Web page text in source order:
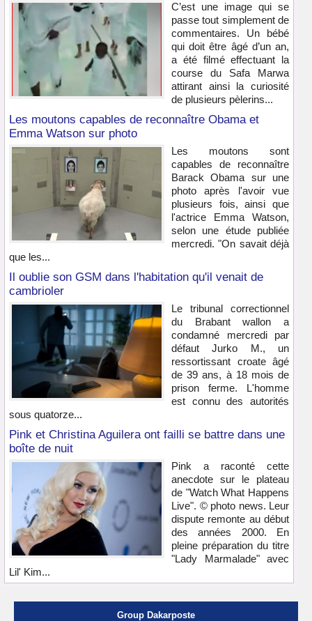
C’est une image qui se
passe tout simplement de
commentaires. Un bébé
qui doit être âgé d’un an,
a été filmé effectuant la
course du Safa Marwa
attirant ainsi la curiosité
de plusieurs pèlerins...
Les moutons capables de reconnaître Obama et
Emma Watson sur photo
Les moutons sont
capables de reconnaître
Barack Obama sur une
photo après l'avoir vue
plusieurs fois, ainsi que
l'actrice Emma Watson,
selon une étude publiée
mercredi. "On savait déjà
que les...
Il oublie son GSM dans l'habitation qu'il venait de
cambrioler
Le tribunal correctionnel
du Brabant wallon a
condamné mercredi par
défaut Jurko M., un
ressortissant croate âgé
de 39 ans, à 18 mois de
prison ferme. L'homme
est connu des autorités
sous quatorze...
Pink et Christina Aguilera ont failli se battre dans une
boîte de nuit
Pink a raconté cette
anecdote sur le plateau
de "Watch What Happens
Live". © photo news. Leur
dispute remonte au début
des années 2000. En
pleine préparation du titre
"Lady Marmalade" avec
Lil' Kim...
Group Dakarposte